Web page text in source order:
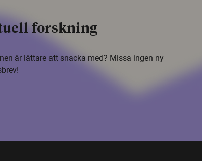
forskning
är lättare att snacka med? Missa ingen ny